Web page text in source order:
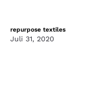
repurpose textiles
Juli 31, 2020